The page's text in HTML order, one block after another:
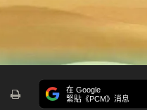
在 Google
緊貼《PCM》消息